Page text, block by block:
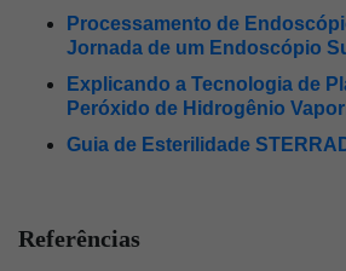
Processamento de
Jornada de um Endoscópio
Explicando a Tecnologia de
Peróxido de Hidrogênio
Guia de Esterilidade
Referências